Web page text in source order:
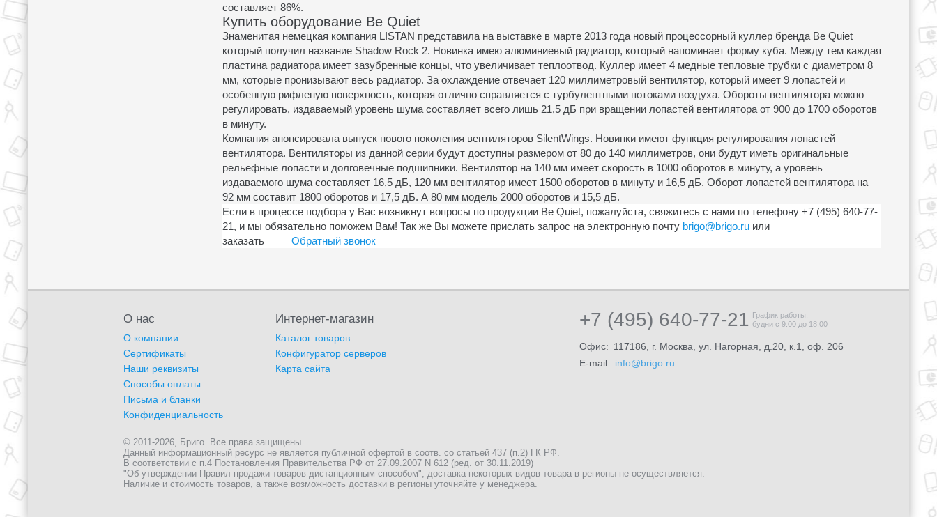
составляет 86%.
Купить оборудование Be Quiet
Знаменитая немецкая компания LISTAN представила на выставке в марте 2013 года новый процессорный куллер бренда Be Quiet
который получил название Shadow Rock 2. Новинка имею алюминиевый радиатор, который напоминает форму куба. Между тем каждая
пластина радиатора имеет зазубренные концы, что увеличивает теплоотвод. Куллер имеет 4 медные тепловые трубки с диаметром 8
мм, которые пронизывают весь радиатор. За охлаждение отвечает 120 миллиметровый вентилятор, который имеет 9 лопастей и
особенную рифленую поверхность, которая отлично справляется с турбулентными потоками воздуха. Обороты вентилятора можно
регулировать, издаваемый уровень шума составляет всего лишь 21,5 дБ при вращении лопастей вентилятора от 900 до 1700 оборотов
в минуту.
Компания анонсировала выпуск нового поколения вентиляторов SilentWings. Новинки имеют функция регулирования лопастей
вентилятора. Вентиляторы из данной серии будут доступны размером от 80 до 140 миллиметров, они будут иметь оригинальные
рельефные лопасти и долговечные подшипники. Вентилятор на 140 мм имеет скорость в 1000 оборотов в минуту, а уровень
издаваемого шума составляет 16,5 дБ, 120 мм вентилятор имеет 1500 оборотов в минуту и 16,5 дБ. Оборот лопастей вентилятора на
92 мм составит 1800 оборотов и 17,5 дБ. А 80 мм модель 2000 оборотов и 15,5 дБ.
Если в процессе подбора у Вас возникнут вопросы по продукции Be Quiet, пожалуйста, свяжитесь с нами по телефону +7 (495) 640-77-
21, и мы обязательно поможем Вам! Так же Вы можете прислать запрос на электронную почту brigo@brigo.ru или
заказать
Обратный звонок
+7 (495) 640-77-21 График работы:
будни с 9:00 до 18:00
Офис: 117186, г. Москва, ул. Нагорная, д.20, к.1, оф. 206
E-mail: info@brigo.ru
О нас
О компании
Сертификаты
Наши реквизиты
Способы оплаты
Письма и бланки
Конфиденциальность
Интернет-магазин
Каталог товаров
Конфигуратор серверов
Карта сайта
© 2011-2026, Бриго. Все права защищены.
Данный информационный ресурс не является публичной офертой в соотв. со статьей 437 (п.2) ГК РФ.
В соответствии с п.4 Постановления Правительства РФ от 27.09.2007 N 612 (ред. от 30.11.2019)
"Об утверждении Правил продажи товаров дистанционным способом", доставка некоторых видов товара в регионы не осуществляется.
Наличие и стоимость товаров, а также возможность доставки в регионы уточняйте у менеджера.